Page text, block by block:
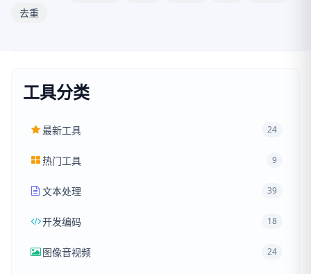
去重
工具分类
最新工具 24
热门工具 9
文本处理 39
开发编码 18
图像音视频 24